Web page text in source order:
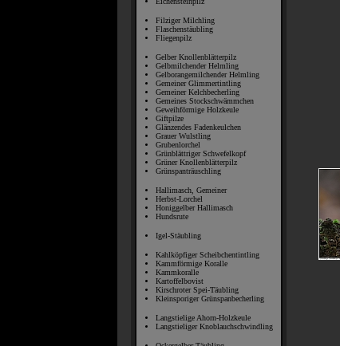
Filziger Milchling
Flaschenstäubling
Fliegenpilz
Gelber Knollenblätterpilz
Gelbmilchender Helmling
Gelborangemilchender Helmling
Gemeiner Glimmertintling
Gemeiner Kelchbecherling
Gemeines Stockschwämmchen
Geweihförmige Holzkeule
Giftpilze
Glänzendes Fadenkeulchen
Grauer Wulstling
Grubenlorchel
Grünblättriger Schwefelkopf
Grüner Knollenblätterpilz
Grünspanträuschling
Hallimasch, Gemeiner
Herbst-Lorchel
Honiggelber Hallimasch
Hundsrute
Igel-Stäubling
Kahlköpfiger Scheibchentintling
Kammförmige Koralle
Kammkoralle
Kartoffelbovist
Kirschroter Spei-Täubling
Kleinsporiger Grünspanbecherling
Langstielige Ahorn-Holzkeule
Langstieliger Knoblauchschwindling